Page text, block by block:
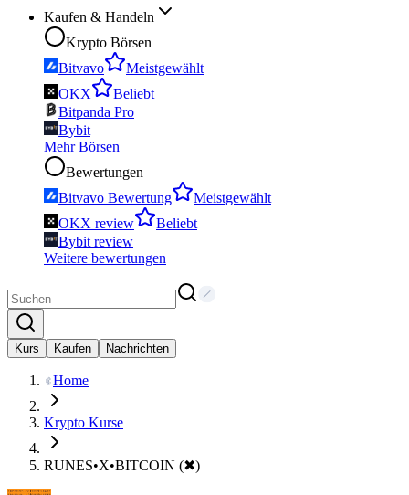
Kaufen & Handeln
Krypto Börsen
Bitvavo
Meistgewählt
OKX
Beliebt
Bitpanda Pro
Bybit
Mehr Börsen
Bewertungen
Bitvavo Bewertung
Meistgewählt
OKX review
Beliebt
Bybit review
Weitere bewertungen
Kurs Kaufen Nachrichten
Home
Krypto Kurse
RUNES•X•BITCOIN (✖)